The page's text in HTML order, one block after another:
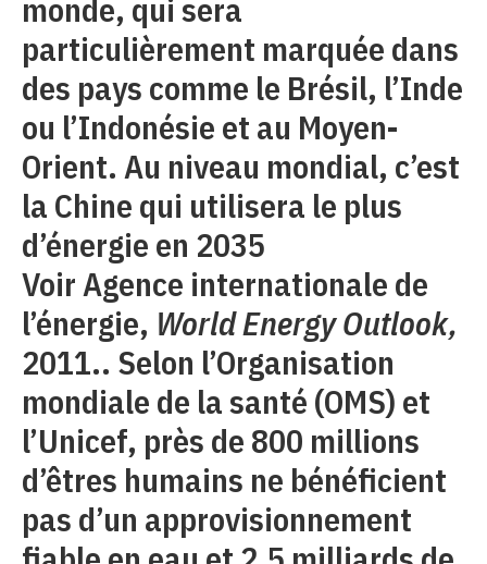
monde, qui sera
particulièrement marquée dans
des pays comme le Brésil, l’Inde
ou l’Indonésie et au Moyen-
Orient. Au niveau mondial, c’est
la Chine qui utilisera le plus
d’énergie en 2035
Voir Agence internationale de
l’énergie, World Energy Outlook,
2011.. Selon l’Organisation
mondiale de la santé (OMS) et
l’Unicef, près de 800 millions
d’êtres humains ne bénéficient
pas d’un approvisionnement